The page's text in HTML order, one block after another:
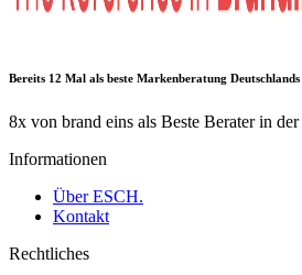
Bereits 12 Mal als beste Markenberatung Deutschlands
8x von brand eins als Beste Berater in
Informationen
Über ESCH.
Kontakt
Rechtliches